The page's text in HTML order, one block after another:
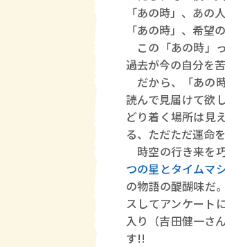
「あの時」、あの
「あの時」、希望
この「あの時」
過去が今の自分を苦
だから、「あの
読んで見届けて欲
どり着く場所は見
る、ただただ運命
時空の行き来を
つの星とタイムマ
の物語の醍醐味だ
スしてアンケート
入り（吉田健一さ
す!!